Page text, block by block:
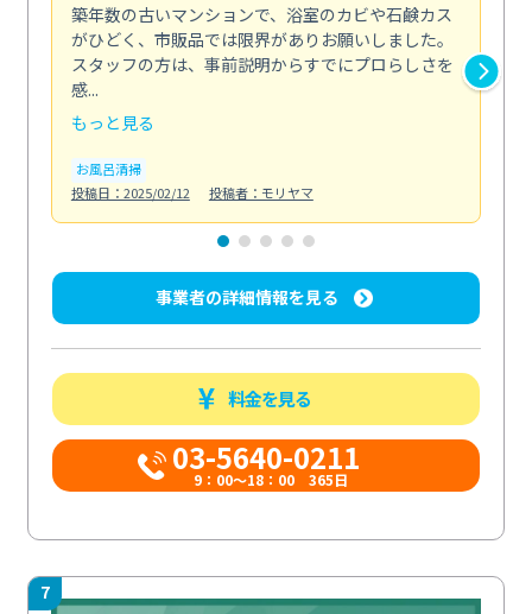
築年数の古いマンションで、浴室のカビや石鹸カス
がひどく、市販品では限界がありお願いしました。
スタッフの方は、事前説明からすでにプロらしさを
感...
もっと見る
お風呂清掃
投稿日：2025/02/12
投稿者：モリヤマ
事業者の詳細情報を見る
料金を見る
03-5640-0211
9：00～18：00 365日
7